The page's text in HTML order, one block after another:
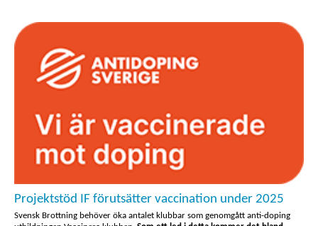
Projektstöd IF förutsätter vaccination under 2025
Svensk Brottning behöver öka antalet klubbar som genomgått anti-doping